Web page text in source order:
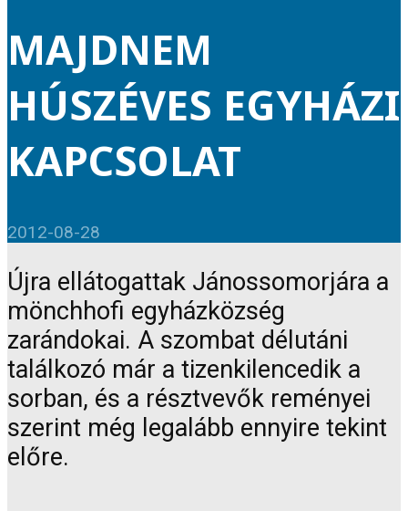
MAJDNEM
HÚSZÉVES EGYHÁZI
KAPCSOLAT
2012-08-28
Újra ellátogattak Jánossomorjára a
mönchhofi egyházközség
zarándokai. A szombat délutáni
találkozó már a tizenkilencedik a
sorban, és a résztvevők reményei
szerint még legalább ennyire tekint
előre.